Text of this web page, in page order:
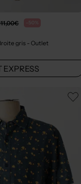
-50%
gris - Outlet
EXPRESS